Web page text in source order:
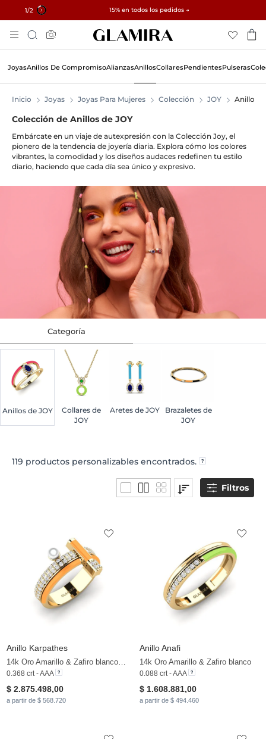
2/2 15% en todos los pedidos →
✓ Devoluciones en 60 días ✓ Redimensionamiento gratuito
Al
Contenido
Búsqueda
JoyasAnillos De CompromisoAlianzasAnillosCollaresPendientesPulseras
Inicio Joyas Joyas Para Mujeres Colección JOY Anillos
Colección de Anillos de JOY
Embárcate en un viaje de autexpresión con la Colección Joy, el
pionero de la tendencia de joyería diaria. Explora cómo los colores
vibrantes, la comodidad y los diseños audaces redefinen tu estilo
diario, haciendo que cada día sea único y expresivo.
Categoría
Anillos de JOY
Collares de
JOY
Aretes de JOY
Brazaletes de
JOY
119 productos personalizables encontrados.
Filtros
Anillo Karpathes
14k Oro Amarillo & Zafiro blanco & Perla blanca
0.368 crt - AAA
$ 2.875.498,00
a partir de $ 568.720
Anillo Anafi
14k Oro Amarillo & Zafiro blanco
0.088 crt - AAA
$ 1.608.881,00
a partir de $ 494.460